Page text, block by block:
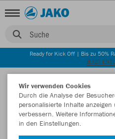
Suche
Ready for Kick Off | Bis zu 50%
JETZT
Wir verwenden Cookies
Durch die Analyse der
personalisierte Inhalte
verbessern. Weitere
in den Einstellungen.